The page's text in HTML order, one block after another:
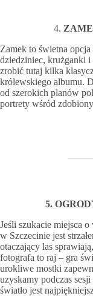
4.
Zamek to świetna
dziedziniec, krużganki
zrobić tutaj kilka
królewskiego albumu.
od szerokich planów
portrety wśród
5.
Jeśli szukacie miejsca
w Szczecinie jest
otaczający las
fotografa to raj – gra
urokliwe mostki
uzyskamy podczas
światło jest